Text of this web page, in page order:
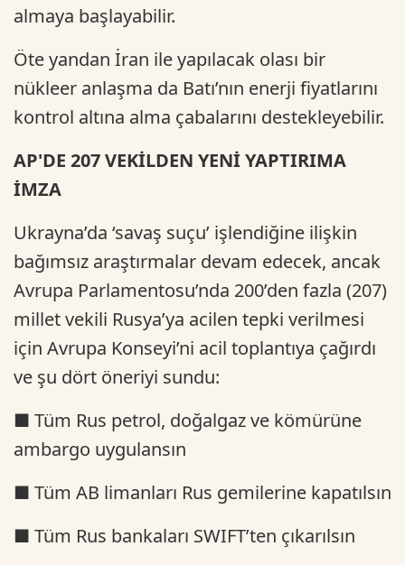
almaya başlayabilir.
Öte yandan İran ile yapılacak olası bir
nükleer anlaşma da Batı’nın enerji fiyatlarını
kontrol altına alma çabalarını destekleyebilir.
AP'DE 207 VEKİLDEN YENİ YAPTIRIMA
İMZA
Ukrayna’da ‘savaş suçu’ işlendiğine ilişkin
bağımsız araştırmalar devam edecek, ancak
Avrupa Parlamentosu’nda 200’den fazla (207)
millet vekili Rusya’ya acilen tepki verilmesi
için Avrupa Konseyi’ni acil toplantıya çağırdı
ve şu dört öneriyi sundu:
■ Tüm Rus petrol, doğalgaz ve kömürüne
ambargo uygulansın
■ Tüm AB limanları Rus gemilerine kapatılsın
■ Tüm Rus bankaları SWIFT’ten çıkarılsın